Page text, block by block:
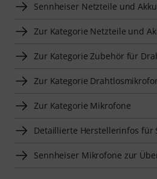
Sennheiser Netzteile und
Zur Kategorie Netzteile und
Zur Kategorie Zubehör für
Zur Kategorie
Zur Kategorie Mikrofone
Detaillierte Herstellerinfos für
Sennheiser Mikrofone zur